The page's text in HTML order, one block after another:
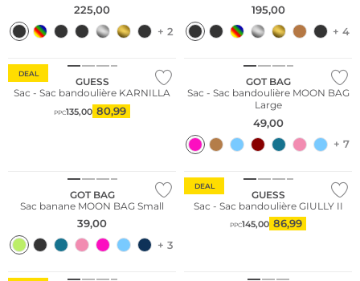
225,00
+ 2
195,00
+ 4
DEAL
GUESS
Sac - Sac bandoulière KARNILLA
PPC135,00 80,99
Durable
GOT BAG
Sac - Sac bandoulière MOON BAG
Large
49,00
+ 7
GOT BAG
Sac banane MOON BAG Small
39,00
+ 3
DEAL
Conseil mode
GUESS
Sac - Sac bandoulière GIULLY II
PPC145,00 86,99